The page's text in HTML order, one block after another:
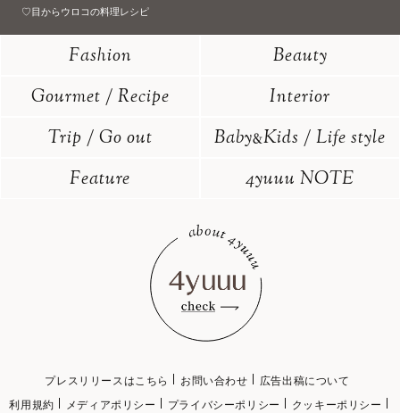
♡目からウロコの料理レシピ
Fashion
Beauty
Gourmet / Recipe
Interior
Trip / Go out
Baby&Kids / Life style
Feature
4yuuu NOTE
プレスリリースはこちら お問い合わせ
広告出稿について
利用規約
メディアポリシー プライバシーポリシー クッキーポリシー